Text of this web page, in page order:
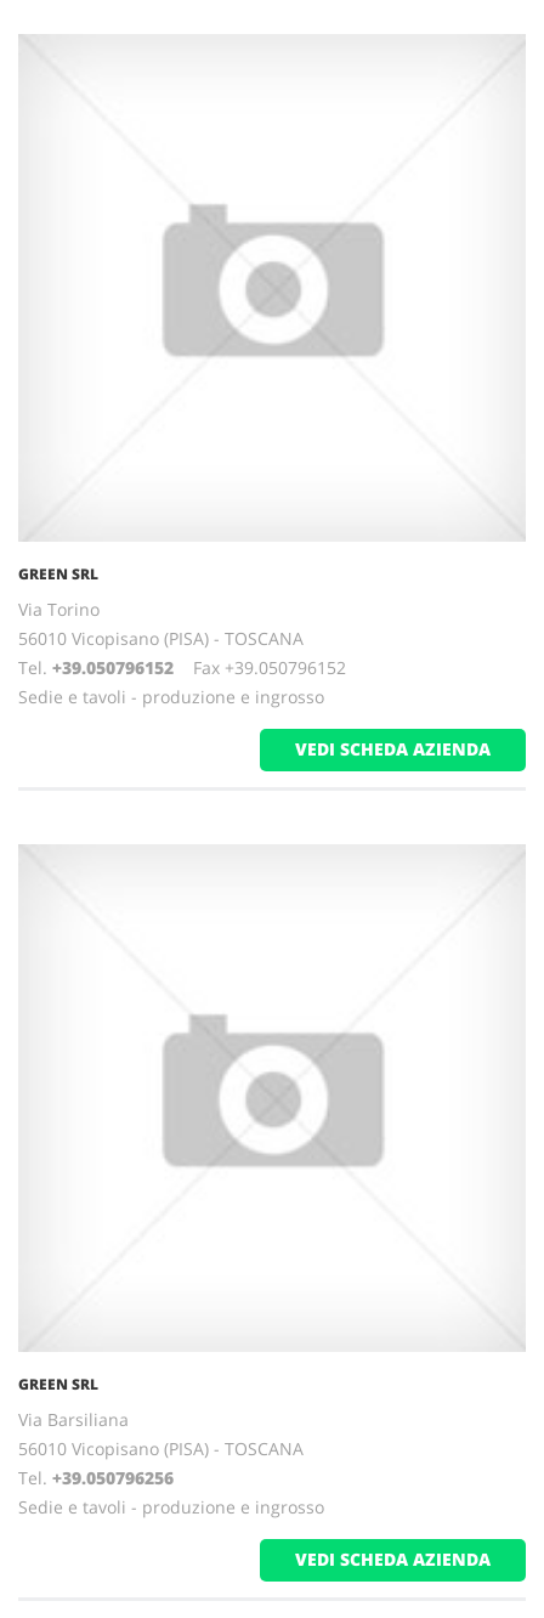
GREEN SRL
Via Torino
56010 Vicopisano (PISA) - TOSCANA
Tel. +39.050796152 Fax +39.050796152
Sedie e tavoli - produzione e ingrosso
VEDI SCHEDA AZIENDA
GREEN SRL
Via Barsiliana
56010 Vicopisano (PISA) - TOSCANA
Tel. +39.050796256
Sedie e tavoli - produzione e ingrosso
VEDI SCHEDA AZIENDA